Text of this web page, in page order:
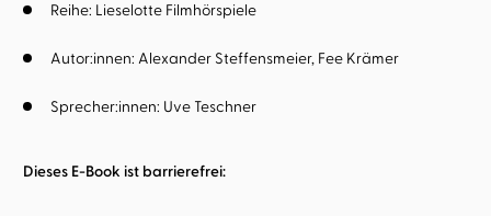
Reihe: Lieselotte Filmhörspiele
Autor:innen: Alexander Steffensmeier Fee Krämer
Sprecher:innen: Uve Teschner
Dieses E-Book ist barrierefrei: